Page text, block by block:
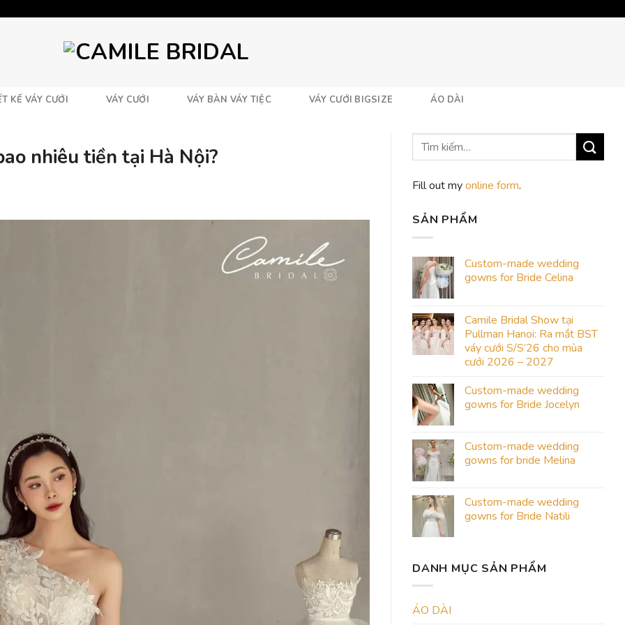
KẾ VÁY CƯỚI VÁY CƯỚI VÁY BÀN VÁY TIỆC VÁY CƯỚI BIGSIZE ÁO DÀI
nhiêu tiền tại Hà Nội?
Fill out myonline form.
SẢN PHẨM
Custom-made wedding
gowns for Bride Celina
Camile Bridal Show tại
Pullman Hanoi: Ra mắt BST
váy cưới S/S’26 cho mùa
cưới 2026 – 2027
Custom-made wedding
gowns for Bride Jocelyn
Custom-made wedding
gowns for bride Melina
Custom-made wedding
gowns for Bride Natili
DANH MỤC SẢN PHẨM
ÁO DÀI